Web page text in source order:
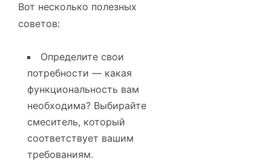
Вот несколько полезных
советов:
Определите свои
потребности — какая
функциональность вам
необходима? Выбирайте
смеситель, который
соответствует вашим
требованиям.